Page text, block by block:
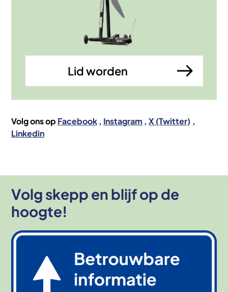
Lid worden
Volg ons op Facebook Instagram
X (Twitter)
Linkedin
Volg skepp en blijf op de
hoogte!
Afbeelding